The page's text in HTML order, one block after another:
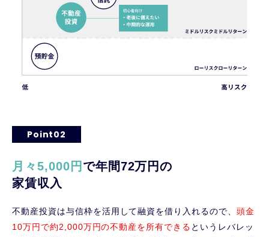
Point02
月々5,000円 で年間72万円の
家賃収入
不動産投資は与信枠を活用して融資を借り入れるので、 頭金
10万円で約2,000万円の不動産を所有できる というレバレッ